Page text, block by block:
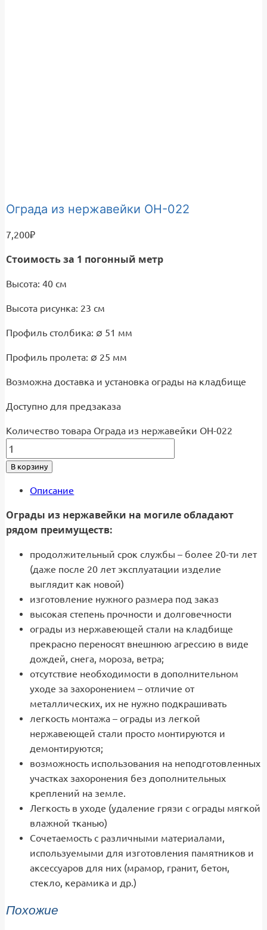
Ограда из нержавейки ОН-022
7,200₽
Стоимость за 1 погонный метр
Высота: 40 см
Высота рисунка: 23 см
Профиль столбика: ∅ 51 мм
Профиль пролета: ∅ 25 мм
Возможна доставка и установка ограды на кладбище
Доступно для предзаказа
Количество товара Ограда из нержавейки ОН-022
В корзину
Описание
Ограды из нержавейки на могиле обладают
рядом преимуществ:
продолжительный срок службы – более 20-ти лет
(даже после 20 лет эксплуатации изделие
выглядит как новой)
изготовление нужного размера под заказ
высокая степень прочности и долговечности
ограды из нержавеющей стали на кладбище
прекрасно переносят внешнюю агрессию в виде
дождей, снега, мороза, ветра;
отсутствие необходимости в дополнительном
уходе за захоронением – отличие от
металлических, их не нужно подкрашивать
легкость монтажа – ограды из легкой
нержавеющей стали просто монтируются и
демонтируются;
возможность использования на неподготовленных
участках захоронения без дополнительных
креплений на земле.
Легкость в уходе (удаление грязи с ограды мягкой
влажной тканью)
Сочетаемость с различными материалами,
используемыми для изготовления памятников и
аксессуаров для них (мрамор, гранит, бетон,
стекло, керамика и др.)
Похожие